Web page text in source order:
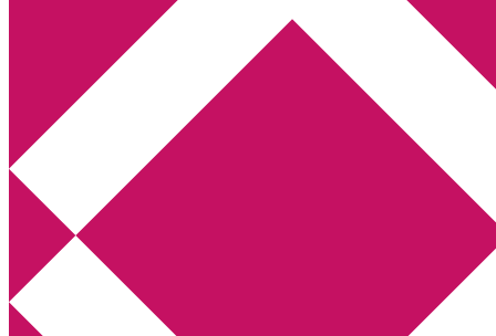
Annikas litteratur- och kulturblogg
Deckare, kriminalromaner, thrillers